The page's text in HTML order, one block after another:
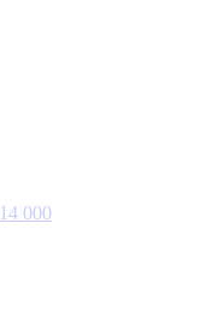
14 000